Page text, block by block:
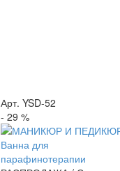
Арт. YSD-52
- 29 %